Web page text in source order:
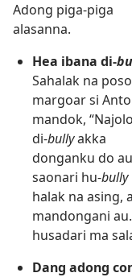
Adong piga-piga
alasanna.
Hea ibana di-
Sahalak na
margoar si
mandok,
di-bullyakka
donganku do
saonari hu-bully
halak na asing,
mandongani
husadari ma
Dang adong